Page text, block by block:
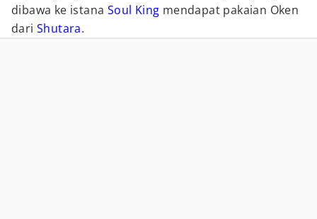
dibawa ke istana Soul King mendapat pakaian Oken
dari Shutara.